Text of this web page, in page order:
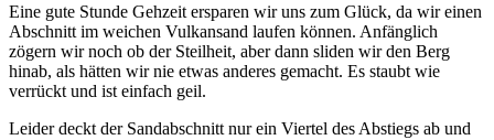
Eine gute Stunde Gehzeit ersparen wir uns zum Glück, da wir einen
Abschnitt im weichen Vulkansand laufen können. Anfänglich
zögern wir noch ob der Steilheit, aber dann sliden wir den Berg
hinab, als hätten wir nie etwas anderes gemacht. Es staubt wie
verrückt und ist einfach geil.
Leider deckt der Sandabschnitt nur ein Viertel des Abstiegs ab und